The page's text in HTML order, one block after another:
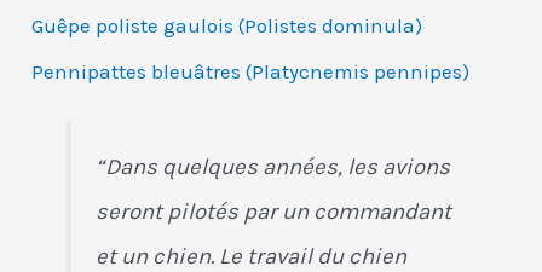
Guêpe poliste gaulois (Polistes dominula)
Pennipattes bleuâtres (Platycnemis pennipes)
“Dans quelques années, les avions
seront pilotés par un commandant
et un chien. Le travail du chien